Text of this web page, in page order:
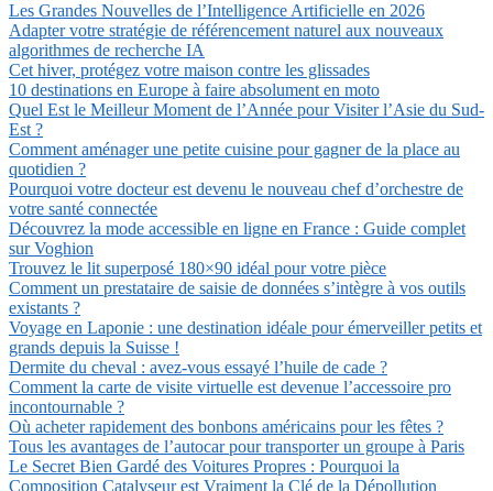
Les Grandes Nouvelles de l’Intelligence Artificielle en 2026
Adapter votre stratégie de référencement naturel aux nouveaux
algorithmes de recherche IA
Cet hiver, protégez votre maison contre les glissades
10 destinations en Europe à faire absolument en moto
Quel Est le Meilleur Moment de l’Année pour Visiter l’Asie du Sud-
Est ?
Comment aménager une petite cuisine pour gagner de la place au
quotidien ?
Pourquoi votre docteur est devenu le nouveau chef d’orchestre de
votre santé connectée
Découvrez la mode accessible en ligne en France : Guide complet
sur Voghion
Trouvez le lit superposé 180×90 idéal pour votre pièce
Comment un prestataire de saisie de données s’intègre à vos outils
existants ?
Voyage en Laponie : une destination idéale pour émerveiller petits et
grands depuis la Suisse !
Dermite du cheval : avez-vous essayé l’huile de cade ?
Comment la carte de visite virtuelle est devenue l’accessoire pro
incontournable ?
Où acheter rapidement des bonbons américains pour les fêtes ?
Tous les avantages de l’autocar pour transporter un groupe à Paris
Le Secret Bien Gardé des Voitures Propres : Pourquoi la
Composition Catalyseur est Vraiment la Clé de la Dépollution